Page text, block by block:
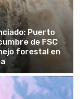
Puerto
de FSC
forestal en